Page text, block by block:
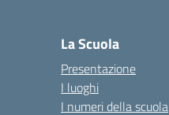
La Scuola
Presentazione
I luoghi
I numeri della scuola